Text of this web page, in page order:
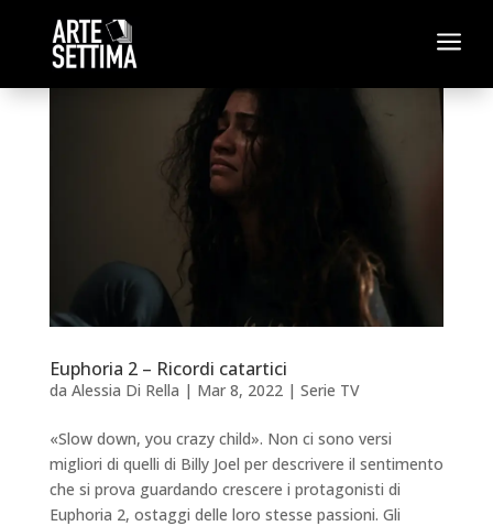
a
Euphoria 2 – Ricordi catartici
da Alessia Di Rella | Mar 8, 2022| Serie TV
«Slow down, you crazy child». Non ci sono versi
migliori di quelli di Billy Joel per descrivere il sentimento
che si prova guardando crescere i protagonisti di
Euphoria 2, ostaggi delle loro stesse passioni. Gli